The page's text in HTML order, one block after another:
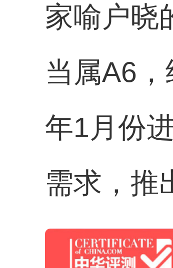
家喻户晓
当属A6
年1月份
需求，推